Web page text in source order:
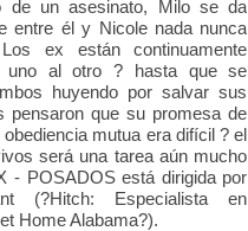
de un asesinato, Milo se da
entre él y Nicole nada nunca
ex están continuamente
uno al otro ? hasta que se
huyendo por salvar sus
pensaron que su promesa de
mutua era difícil ? el
será una tarea aún mucho
- POSADOS está dirigida por
(?Hitch: Especialista en
Home Alabama?).